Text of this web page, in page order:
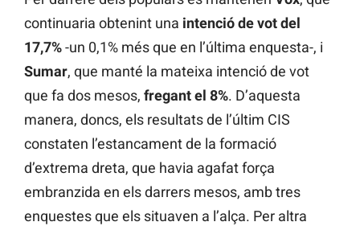
continuaria obtenint una intenció de vot del
17,7%-un 0,1% més que en l’última enquesta-, i
Sumar, que manté la mateixa intenció de vot
que fa dos mesos, fregant el 8%. D’aquesta
manera, doncs, els resultats de l’últim CIS
constaten l’estancament de la formació
d’extrema dreta, que havia agafat força
embranzida en els darrers mesos, amb tres
enquestes que els situaven a l’alça. Per altra